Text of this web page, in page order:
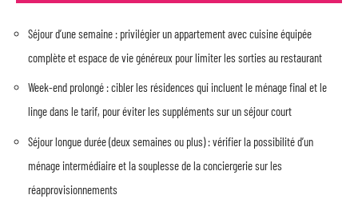
Séjour d’une semaine : privilégier un appartement avec cuisine équipée
complète et espace de vie généreux pour limiter les sorties au restaurant
Week-end prolongé : cibler les résidences qui incluent le ménage final et le
linge dans le tarif, pour éviter les suppléments sur un séjour court
Séjour longue durée (deux semaines ou plus) : vérifier la possibilité d’un
ménage intermédiaire et la souplesse de la conciergerie sur les
réapprovisionnements